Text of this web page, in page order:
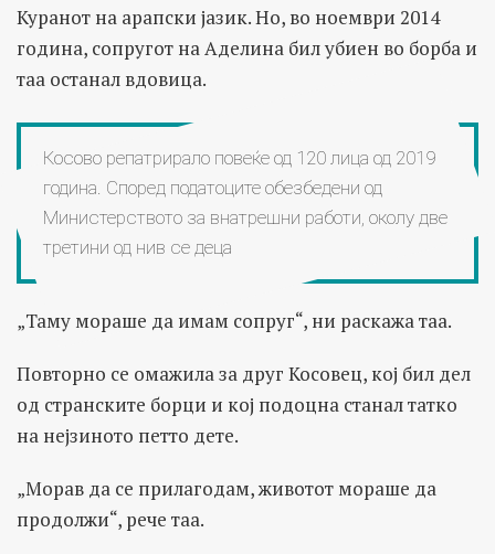
Куранот на арапски јазик. Но, во ноември 2014
година, сопругот на Аделина бил убиен во борба и
таа останал вдовица.
Косово репатрирало повеќе од 120 лица од 2019
година. Според податоците обезбедени од
Министерството за внатрешни работи, околу две
третини од нив се деца
„Таму мораше да имам сопруг“, ни раскажа таа.
Повторно се омажила за друг Косовец, кој бил дел
од странските борци и кој подоцна станал татко
на нејзиното петто дете.
„Морав да се прилагодам, животот мораше да
продолжи“, рече таа.